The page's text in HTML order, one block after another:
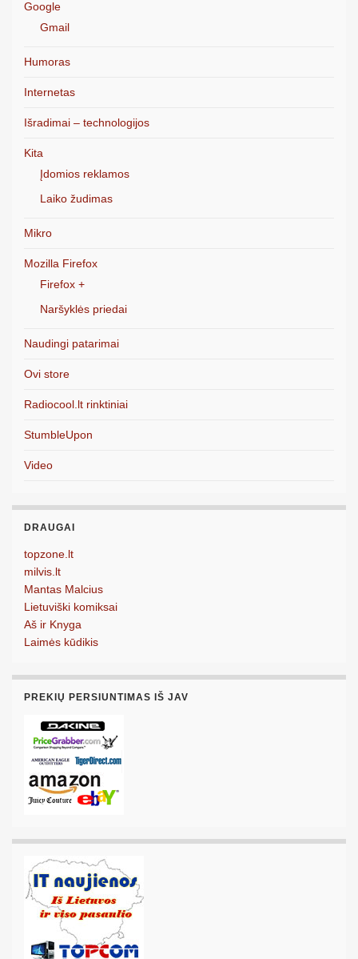
Google
Gmail
Humoras
Internetas
Išradimai – technologijos
Kita
Įdomios reklamos
Laiko žudimas
Mikro
Mozilla Firefox
Firefox +
Naršyklės priedai
Naudingi patarimai
Ovi store
Radiocool.lt rinktiniai
StumbleUpon
Video
DRAUGAI
topzone.lt
milvis.lt
Mantas Malcius
Lietuviški komiksai
Aš ir Knyga
Laimės kūdikis
PREKIŲ PERSIUNTIMAS IŠ JAV